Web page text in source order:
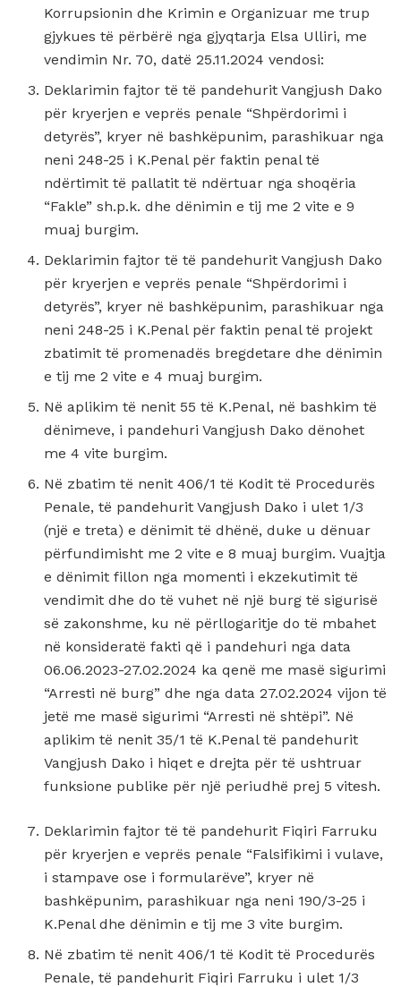
Korrupsionin dhe Krimin e Organizuar me trup
gjykues të përbërë nga gjyqtarja Elsa Ulliri, me
vendimin Nr. 70, datë 25.11.2024 vendosi:
Deklarimin fajtor të të pandehurit Vangjush Dako
për kryerjen e veprës penale “Shpërdorimi i
detyrës”, kryer në bashkëpunim, parashikuar nga
neni 248-25 i K.Penal për faktin penal të
ndërtimit të pallatit të ndërtuar nga shoqëria
“Fakle” sh.p.k. dhe dënimin e tij me 2 vite e 9
muaj burgim.
Deklarimin fajtor të të pandehurit Vangjush Dako
për kryerjen e veprës penale “Shpërdorimi i
detyrës”, kryer në bashkëpunim, parashikuar nga
neni 248-25 i K.Penal për faktin penal të projekt
zbatimit të promenadës bregdetare dhe dënimin
e tij me 2 vite e 4 muaj burgim.
Në aplikim të nenit 55 të K.Penal, në bashkim të
dënimeve, i pandehuri Vangjush Dako dënohet
me 4 vite burgim.
Në zbatim të nenit 406/1 të Kodit të Procedurës
Penale, të pandehurit Vangjush Dako i ulet 1/3
(një e treta) e dënimit të dhënë, duke u dënuar
përfundimisht me 2 vite e 8 muaj burgim. Vuajtja
e dënimit fillon nga momenti i ekzekutimit të
vendimit dhe do të vuhet në një burg të sigurisë
së zakonshme, ku në përllogaritje do të mbahet
në konsideratë fakti që i pandehuri nga data
06.06.2023-27.02.2024 ka qenë me masë sigurimi
“Arresti në burg” dhe nga data 27.02.2024 vijon të
jetë me masë sigurimi “Arresti në shtëpi”. Në
aplikim të nenit 35/1 të K.Penal të pandehurit
Vangjush Dako i hiqet e drejta për të ushtruar
funksione publike për një periudhë prej 5 vitesh.
Deklarimin fajtor të të pandehurit Fiqiri Farruku
për kryerjen e veprës penale “Falsifikimi i vulave,
i stampave ose i formularëve”, kryer në
bashkëpunim, parashikuar nga neni 190/3-25 i
K.Penal dhe dënimin e tij me 3 vite burgim.
Në zbatim të nenit 406/1 të Kodit të Procedurës
Penale, të pandehurit Fiqiri Farruku i ulet 1/3